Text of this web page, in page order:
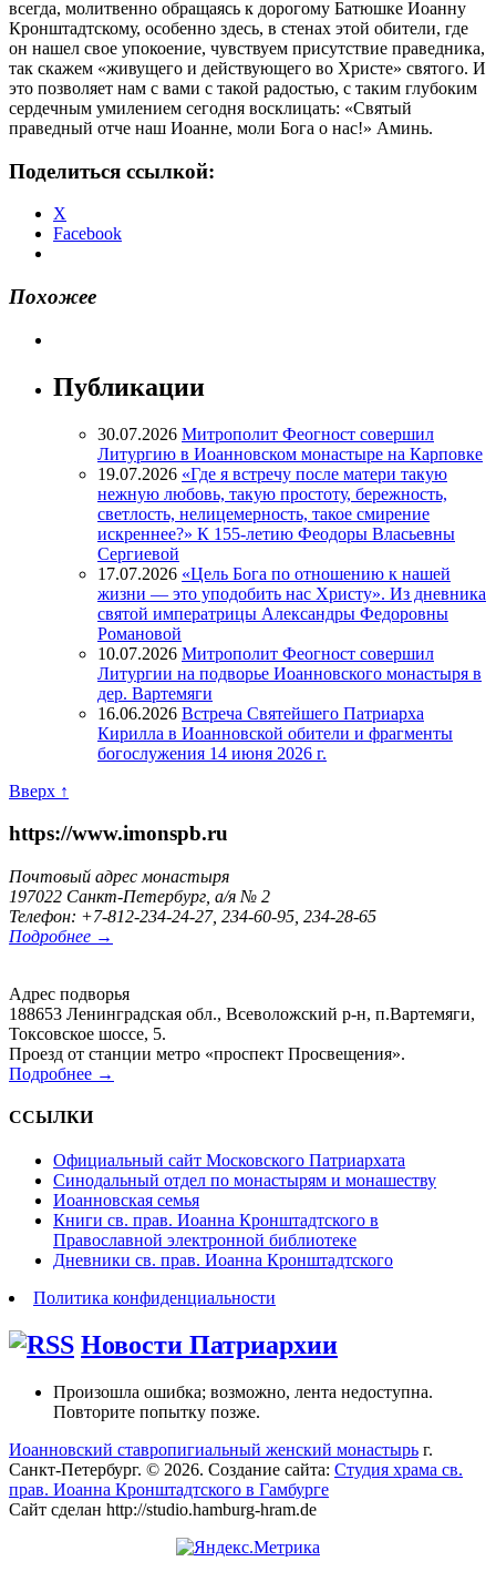
всегда, молитвенно обращаясь к дорогому Батюшке Иоанну
Кронштадтскому, особенно здесь, в стенах этой обители, где
он нашел свое упокоение, чувствуем присутствие праведника,
так скажем «живущего и действующего во Христе» святого. И
это позволяет нам с вами с такой радостью, с таким глубоким
сердечным умилением сегодня восклицать: «Святый
праведный отче наш Иоанне, моли Бога о нас!» Аминь.
Поделиться ссылкой:
X
Facebook
Похожее
Публикации
30.07.2026 Митрополит Феогност совершил
Литургию в Иоанновском монастыре на Карповке
19.07.2026 «Где я встречу после матери такую
нежную любовь, такую простоту, бережность,
светлость, нелицемерность, такое смирение
искреннее?» К 155-летию Феодоры Власьевны
Сергиевой
17.07.2026 «Цель Бога по отношению к нашей
жизни — это уподобить нас Христу». Из дневника
святой императрицы Александры Федоровны
Романовой
10.07.2026 Митрополит Феогност совершил
Литургии на подворье Иоанновского монастыря в
дер. Вартемяги
16.06.2026 Встреча Святейшего Патриарха
Кирилла в Иоанновской обители и фрагменты
богослужения 14 июня 2026 г.
Вверх ↑
https://www.imonspb.ru
Почтовый адрес монастыря
197022 Санкт-Петербург, а/я № 2
Телефон: +7-812-234-24-27, 234-60-95, 234-28-65
Подробнее →
Адрес подворья
188653 Ленинградская обл., Всеволожский р-н, п.Вартемяги,
Токсовское шоссе, 5.
Проезд от станции метро «проспект Просвещения».
Подробнее →
ССЫЛКИ
Официальный сайт Московского Патриархата
Синодальный отдел по монастырям и монашеству
Иоанновская семья
Книги св. прав. Иоанна Кронштадтского в
Православной электронной библиотеке
Дневники св. прав. Иоанна Кронштадтского
Политика конфиденциальности
Новости Патриархии
Произошла ошибка; возможно, лента недоступна.
Повторите попытку позже.
Иоанновский ставропигиальный женский монастырь г.
Санкт-Петербург. © 2026. Создание сайта: Студия храма св.
прав. Иоанна Кронштадтского в Гамбурге
Сайт сделан http://studio.hamburg-hram.de